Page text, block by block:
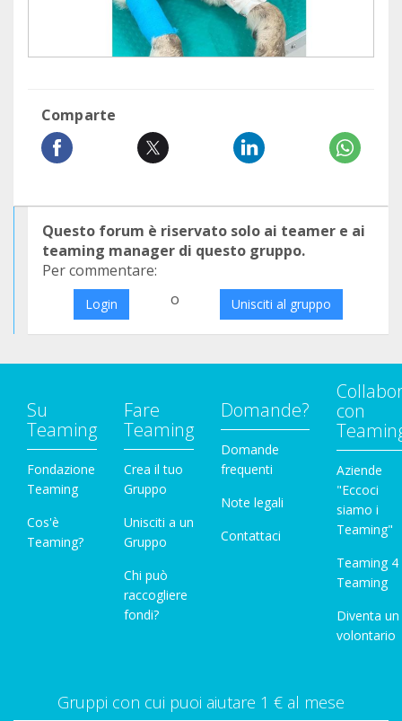
Comparte
Questo forum è riservato solo ai teamer e ai
teaming manager di questo gruppo.
Per commentare:
Login o Unisciti al gruppo
Su
Teaming
Fondazione
Teaming
Cos'è
Teaming?
Fare
Teaming
Crea il tuo
Gruppo
Unisciti a un
Gruppo
Chi può
raccogliere
fondi?
Domande?
Domande
frequenti
Note legali
Contattaci
con
Aziende
"Eccoci
siamo i
Teaming"
Teaming 4
Teaming
Diventa un
volontario
Gruppi con cui puoi aiutare 1 € al mese